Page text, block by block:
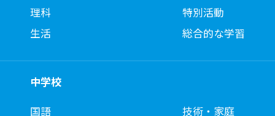
理科
生活
特別活動
総合的な学習
中学校
国語
技術・家庭